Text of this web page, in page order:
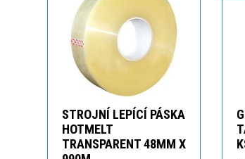
STROJNÍ LEPÍCÍ PÁSKA
HOTMELT
TRANSPARENT 48MM X